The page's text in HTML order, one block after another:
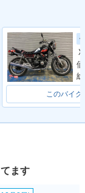
このバイク
ます